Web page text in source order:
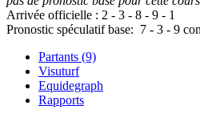
Arrivée officielle : 2 - 3 - 8 - 9 - 1
Pronostic spéculatif base: 7 - 3 - 9
Partants (9)
Visuturf
Equidegraph
Rapports